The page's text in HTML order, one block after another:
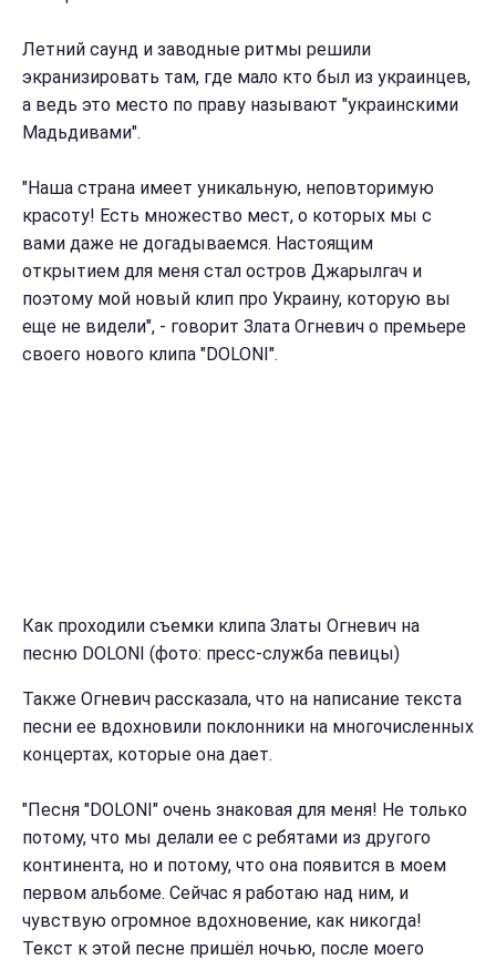
Летний саунд и заводные ритмы решили
экранизировать там, где мало кто был из украинцев,
а ведь это место по праву называют "украинскими
Мадьдивами".
"Наша страна имеет уникальную, неповторимую
красоту! Есть множество мест, о которых мы с
вами даже не догадываемся. Настоящим
открытием для меня стал остров Джарылгач и
поэтому мой новый клип про Украину, которую вы
еще не видели", - говорит Злата Огневич о премьере
своего нового клипа "DOLONI".
Как проходили съемки клипа Златы Огневич на
песню DOLONI (фото: пресс-служба певицы)
Также Огневич рассказала, что на написание текста
песни ее вдохновили поклонники на многочисленных
концертах, которые она дает.
"Песня "DOLONI" очень знаковая для меня! Не только
потому, что мы делали ее с ребятами из другого
континента, но и потому, что она появится в моем
первом альбоме. Сейчас я работаю над ним, и
чувствую огромное вдохновение, как никогда!
Текст к этой песне пришёл ночью, после моего